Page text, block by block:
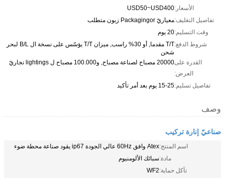
الأسعار:USD50~USD400
تفاصيل التغليف:معياريّ Packagingor زبون متطلب
وقت التسليم:20 يوم
شروط الدفع:
T/T مقدما, أو 30% راسب, ميزان T/T يؤسّس على نسخة ال B/L لبحر
شحن
القدرة على
العرض:
20000 مصباح لصناعة مصباح, و100.000 مصباح ل lightings تجاريّ
تفاصيل تسليم:15-25 يوم بعد أمر تأكيد
وصف
صناعيّ إنارة تركيب
اسم المنتج:Atex وافق 60Hz عالي الجودة ip67 يقود صناعة محطة ضوء
مادة:سبائك الألومنيوم
تآكل حماية:WF2